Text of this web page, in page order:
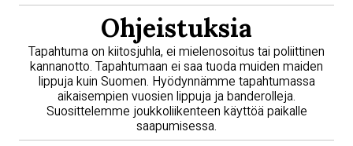
Ohjeistuksia
Tapahtuma on kiitosjuhla, ei mielenosoitus tai poliittinen
kannanotto. Tapahtumaan ei saa tuoda muiden maiden
lippuja kuin Suomen. Hyödynnämme tapahtumassa
aikaisempien vuosien lippuja ja banderolleja.
Suosittelemme joukkoliikenteen käyttöä paikalle
saapumisessa.